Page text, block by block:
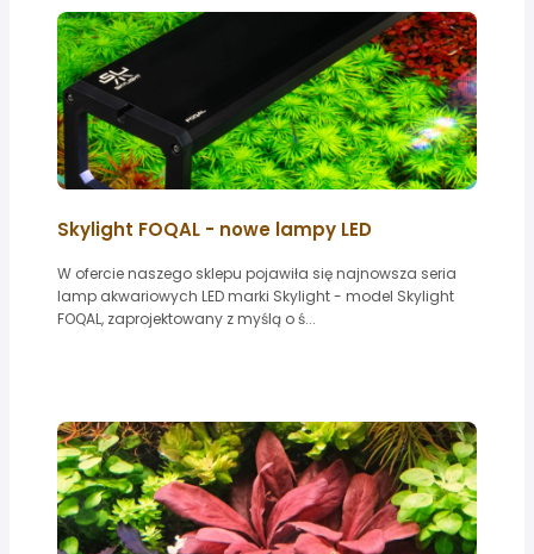
Skylight FOQAL - nowe lampy LED
W ofercie naszego sklepu pojawiła się najnowsza seria
lamp akwariowych LED marki Skylight - model Skylight
FOQAL, zaprojektowany z myślą o ś...